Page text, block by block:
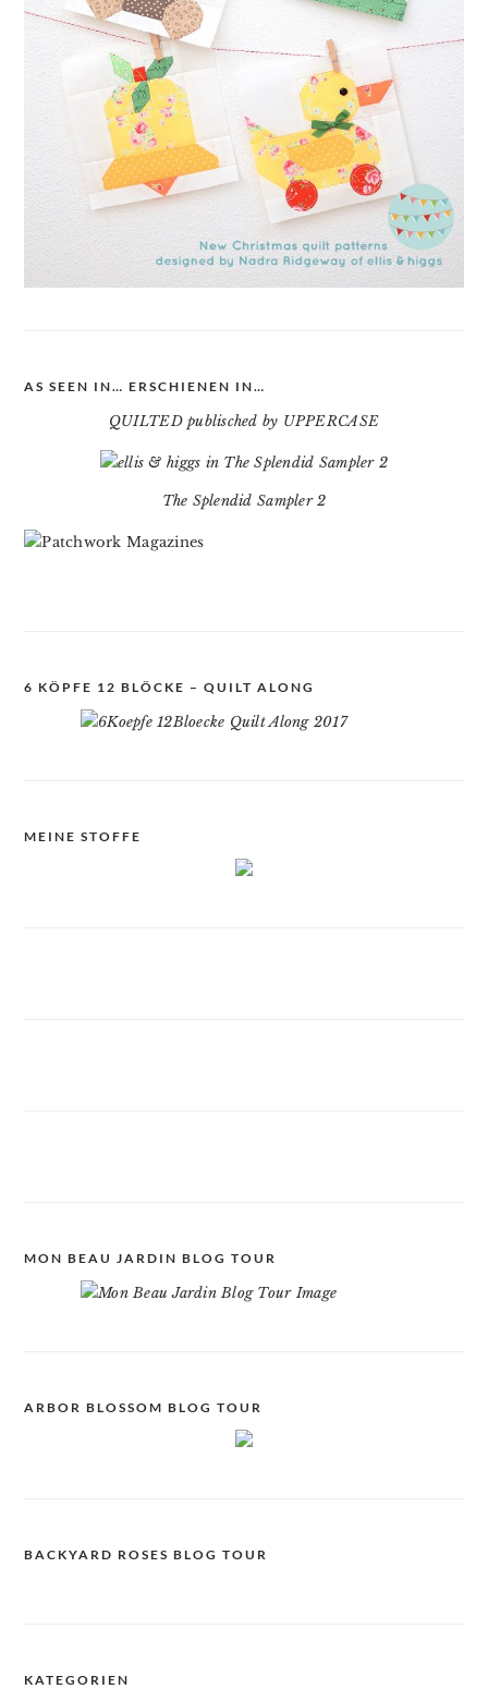
AS SEEN IN… ERSCHIENEN IN…
QUILTED publisched by UPPERCASE
The Splendid Sampler 2
6 KÖPFE 12 BLÖCKE – QUILT ALONG
MEINE STOFFE
MON BEAU JARDIN BLOG TOUR
ARBOR BLOSSOM BLOG TOUR
BACKYARD ROSES BLOG TOUR
KATEGORIEN